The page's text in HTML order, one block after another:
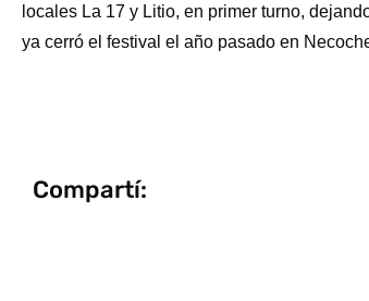
locales La 17 y Litio, en primer turno,
ya cerró el festival el año pasado en
Compartí: